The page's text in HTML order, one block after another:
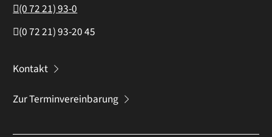
(07221) 93-0
(07221) 93-2045
Kontakt
Zur Terminvereinbarung